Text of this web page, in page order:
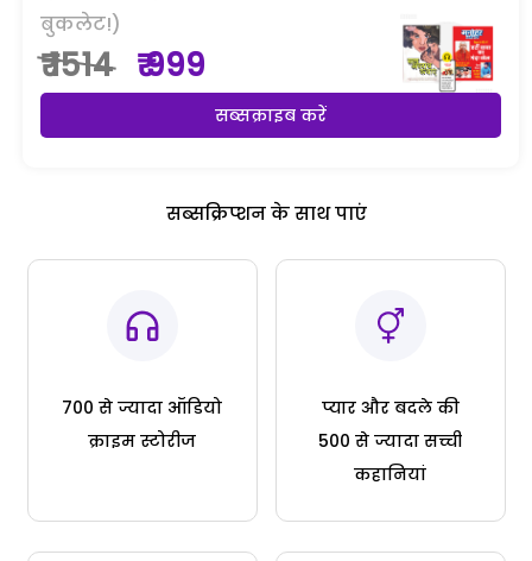
बुकलेट!)
₹ 1514 ₹ 999
सब्सक्राइब करें
सब्सक्रिप्शन के साथ पाएं
700 से ज्यादा ऑडियो
क्राइम स्टोरीज
प्यार और बदले की
500 से ज्यादा सच्ची
कहानियां